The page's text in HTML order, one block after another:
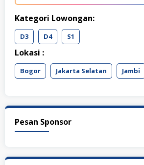
Kategori Lowongan:
D3 D4 S1
Lokasi :
Bogor Jakarta Selatan Jambi
Pesan Sponsor